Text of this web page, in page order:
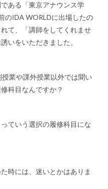
ある「東京アナウンス学
のIDA WORLDに出場したの
て、「講師をしてくれませ
いをいただきました。
業や課外授業以外では聞い
科目なんですか？
ていう選択の履修科目にな
時には、迷いとかはありま